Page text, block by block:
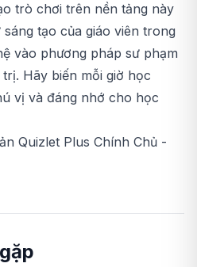
trò chơi trên nền tảng này
tạo của giáo viên trong
vào phương pháp sư phạm
Hãy biến mỗi giờ học
vị và đáng nhớ cho học
Quizlet Plus Chính Chủ -